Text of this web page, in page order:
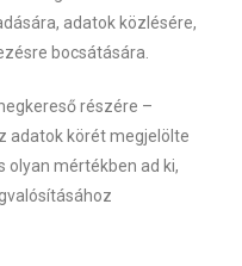
adatok közlésére,
bocsátására.
részére –
adatok körét megjelölte
olyan mértékben ad ki,